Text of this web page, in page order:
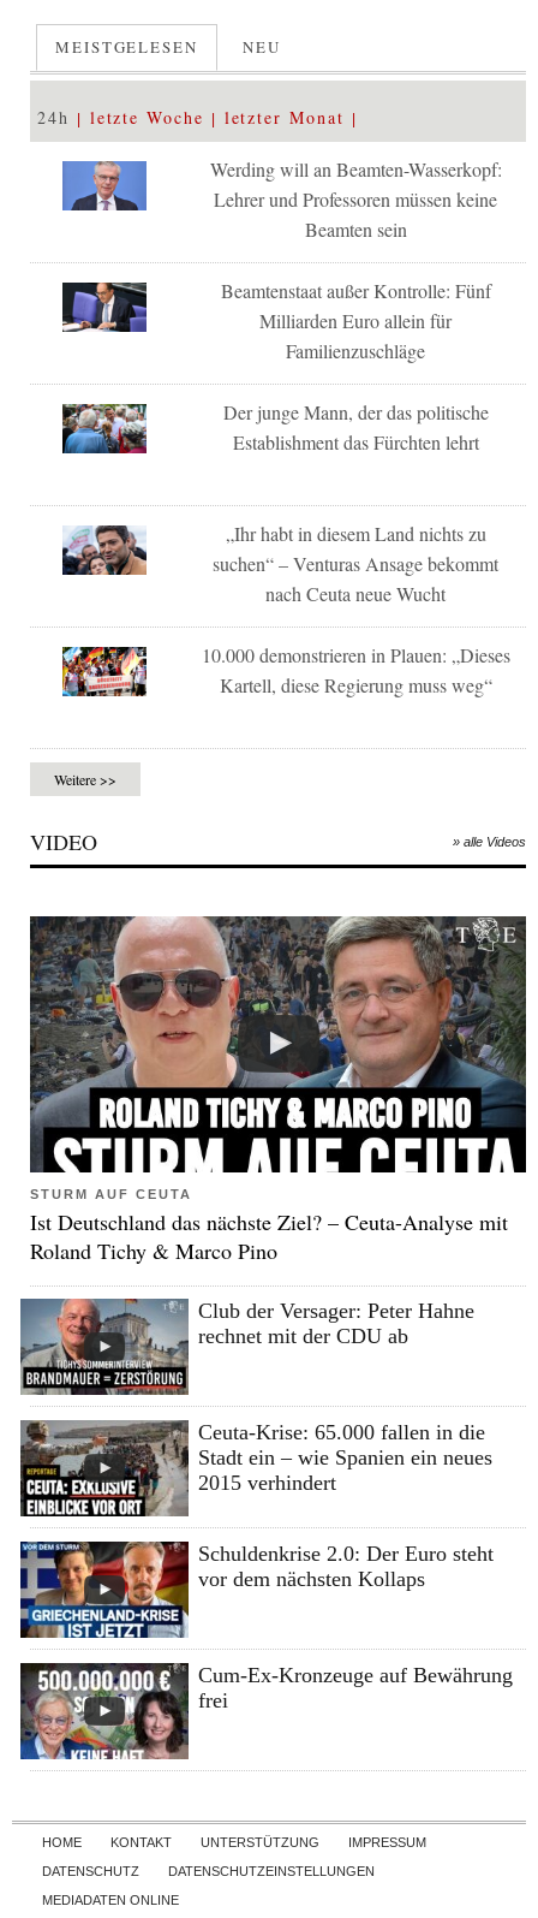
MEISTGELESEN NEU
24h letzte Woche letzter Monat
Werding will an Beamten-Wasserkopf:
Lehrer und Professoren müssen keine
Beamten sein
Beamtenstaat außer Kontrolle: Fünf
Milliarden Euro allein für
Familienzuschläge
Der junge Mann, der das politische
Establishment das Fürchten lehrt
„Ihr habt in diesem Land nichts zu
suchen“ – Venturas Ansage bekommt
nach Ceuta neue Wucht
10.000 demonstrieren in Plauen: „Dieses
Kartell, diese Regierung muss weg“
Weitere >>
VIDEO » alle Videos
STURM AUF CEUTA
Ist Deutschland das nächste Ziel? – Ceuta-Analyse mit
Roland Tichy & Marco Pino
Club der Versager: Peter Hahne
rechnet mit der CDU ab
Ceuta-Krise: 65.000 fallen in die
Stadt ein – wie Spanien ein neues
2015 verhindert
Schuldenkrise 2.0: Der Euro steht
vor dem nächsten Kollaps
Cum-Ex-Kronzeuge auf Bewährung
frei
Skip to content
HOME KONTAKT UNTERSTÜTZUNG
IMPRESSUM
DATENSCHUTZ
DATENSCHUTZEINSTELLUNGEN
MEDIADATEN ONLINE